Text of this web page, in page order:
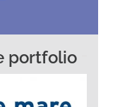
portfolio